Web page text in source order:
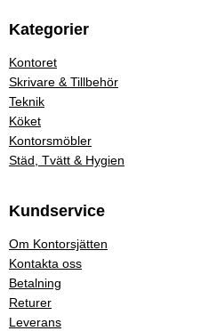
Kategorier
Kontoret
Skrivare & Tillbehör
Teknik
Köket
Kontorsmöbler
Städ, Tvätt & Hygien
Kundservice
Om Kontorsjätten
Kontakta oss
Betalning
Returer
Leverans